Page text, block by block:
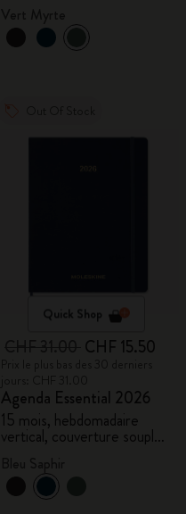
Quick Shop
CHF 15.50
Agenda Essential 2026
15 mois, hebdomadaire
vertical, couverture souple,